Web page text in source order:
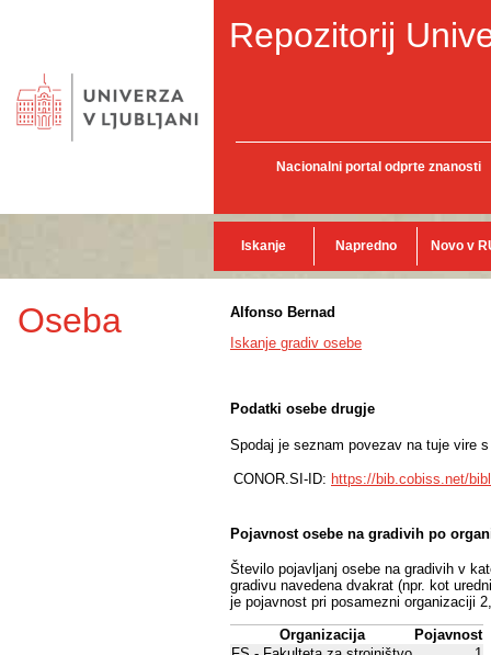
Repozitorij
Nacionalni portal odprte znanosti
Iskanje Napredno Novo v
Oseba
Alfonso Bernad
Iskanje gradiv osebe
Podatki osebe drugje
Spodaj je seznam povezav na tuje vire
CONOR.SI-ID: https://bib.cobiss.net/
Pojavnost osebe na gradivih po
Število pojavljanj osebe na gradivih v
gradivu navedena dvakrat (npr. kot
je pojavnost pri posamezni organizaciji
Organizacija
Pojavnost